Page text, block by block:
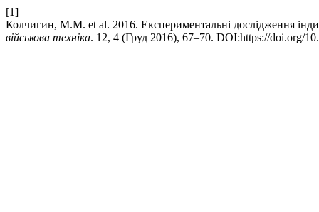
[1]
Колчигин, М.М. et al. 2016. Експериментальні дослідження
військова техніка. 12, 4 (Груд 2016), 67–70. DOI:https://doi.org/